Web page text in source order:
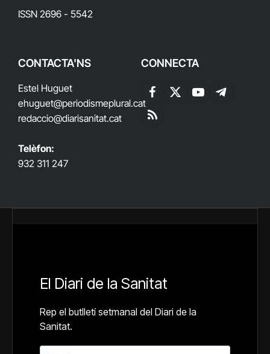
ISSN 2696 - 5542
CONTACTA'NS
Estel Huguet
ehuguet@periodismeplural.cat
redaccio@diarisanitat.cat
Telèfon:
932 311 247
CONNECTA
Facebook
X
YouTubeTelegram
RSS